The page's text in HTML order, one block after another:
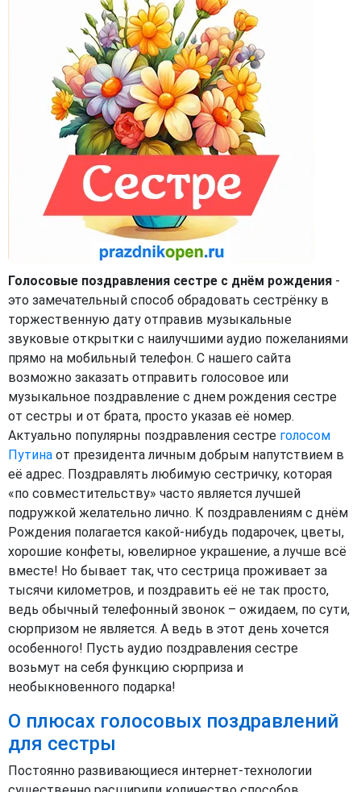
Голосовые поздравления сестре с днём рождения -
это замечательный способ обрадовать сестрёнку в
торжественную дату отправив музыкальные
звуковые открытки с наилучшими аудио пожеланиями
прямо на мобильный телефон. С нашего сайта
возможно заказать отправить голосовое или
музыкальное поздравление с днем рождения сестре
от сестры и от брата, просто указав её номер.
Актуально популярны поздравления сестре голосом
Путина от президента личным добрым напутствием в
её адрес. Поздравлять любимую сестричку, которая
«по совместительству» часто является лучшей
подружкой желательно лично. К поздравлениям с днём
Рождения полагается какой-нибудь подарочек, цветы,
хорошие конфеты, ювелирное украшение, а лучше всё
вместе! Но бывает так, что сестрица проживает за
тысячи километров, и поздравить её не так просто,
ведь обычный телефонный звонок – ожидаем, по сути,
сюрпризом не является. А ведь в этот день хочется
особенного! Пусть аудио поздравления сестре
возьмут на себя функцию сюрприза и
необыкновенного подарка!
О плюсах голосовых поздравлений
для сестры
Постоянно развивающиеся интернет-технологии